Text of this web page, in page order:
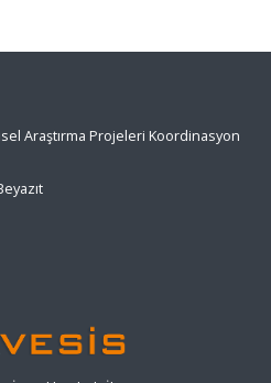
Araştırma Projeleri Koordinasyon